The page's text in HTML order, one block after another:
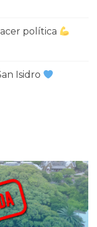
política
Isidro